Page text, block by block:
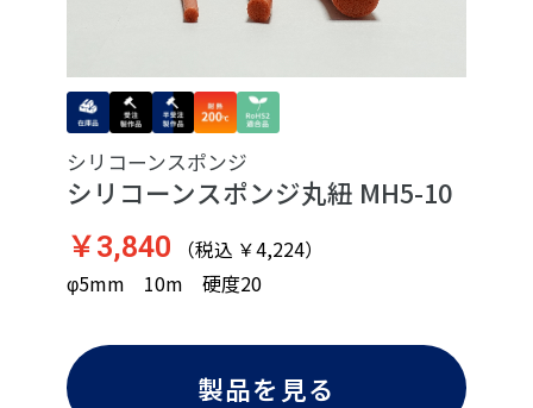
シリコーンスポンジ
シリコーンスポンジ丸紐 MH5-10
￥3,840 （税込 ￥4,224）
φ5mm 10m 硬度20
製品を見る